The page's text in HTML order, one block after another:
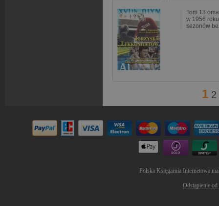
Tom 13
w 1956
sezonów
1 2
Polska Księgarnia Internetowa
Odstąpienie